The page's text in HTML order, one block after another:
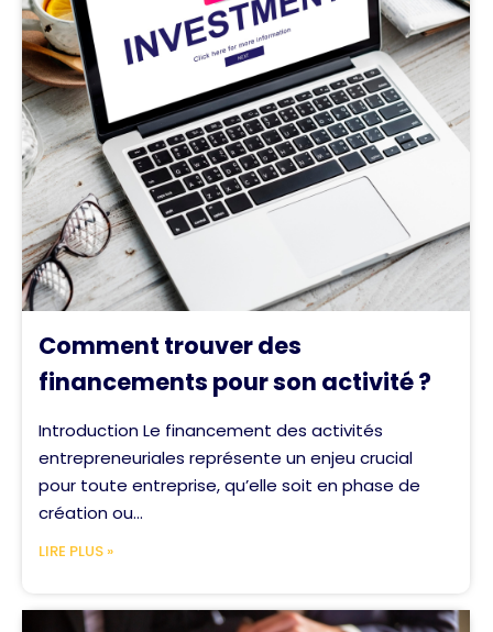
Comment trouver des
financements pour son activité ?
Introduction Le financement des activités
entrepreneuriales représente un enjeu crucial
pour toute entreprise, qu’elle soit en phase de
création ou...
LIRE PLUS »